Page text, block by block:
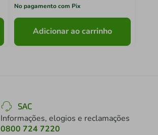
No pagamento com Pix
Adicionar ao carrinho
SAC
Informações, elogios e reclamações
0800 724 7220